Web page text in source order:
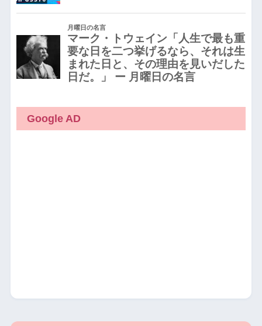
Google AD